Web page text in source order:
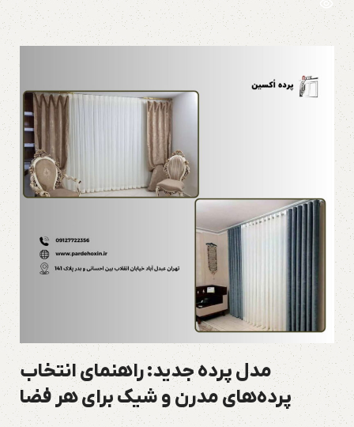
مدل پرده جدید: راهنمای انتخاب
پرده‌های مدرن و شیک برای هر فضا